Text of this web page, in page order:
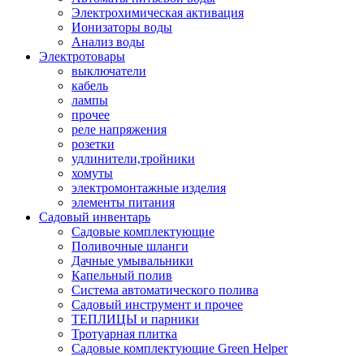
Электрохимическая активация
Ионизаторы воды
Анализ воды
Электротовары
выключатели
кабель
лампы
прочее
реле напряжения
розетки
удлинители,тройники
хомуты
электромонтажные изделия
элементы питания
Садовый инвентарь
Садовые комплектующие
Поливочные шланги
Дачные умывальники
Капельный полив
Система автоматического полива
Садовый инструмент и прочее
ТЕПЛИЦЫ и парники
Тротуарная плитка
Садовые комплектующие Green Helper